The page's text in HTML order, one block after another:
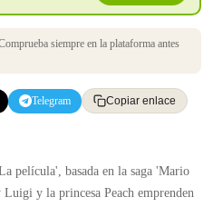
siempre en la plataforma antes
Telegram Copiar enlace
película', basada en la saga 'Mario
y la princesa Peach emprenden